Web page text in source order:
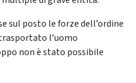
sul posto le forze dell’ordine
l’uomo
non è stato possibile